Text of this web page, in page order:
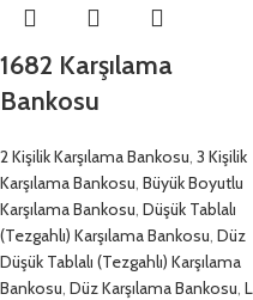
1682 Karşılama
Bankosu
2 Kişilik Karşılama Bankosu 3 Kişilik
Karşılama Bankosu Büyük Boyutlu
Karşılama Bankosu Düşük Tablalı
(Tezgahlı) Karşılama Bankosu Düz
Düşük Tablalı (Tezgahlı) Karşılama
Bankosu Düz Karşılama Bankosu L